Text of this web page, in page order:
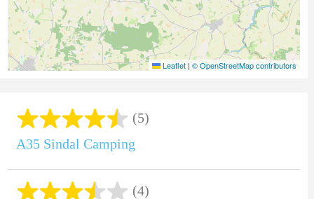
Leaflet | © OpenStreetMap contributors
(5)
A35 Sindal Camping
(4)